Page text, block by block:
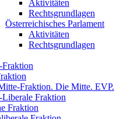
Aktivitäten
Rechtsgrundlagen
Österreichisches Parlament
Aktivitäten
Rechtsgrundlagen
Fraktion
Fraktion. Die Mitte. EVP.
Liberale Fraktion
Fraktion